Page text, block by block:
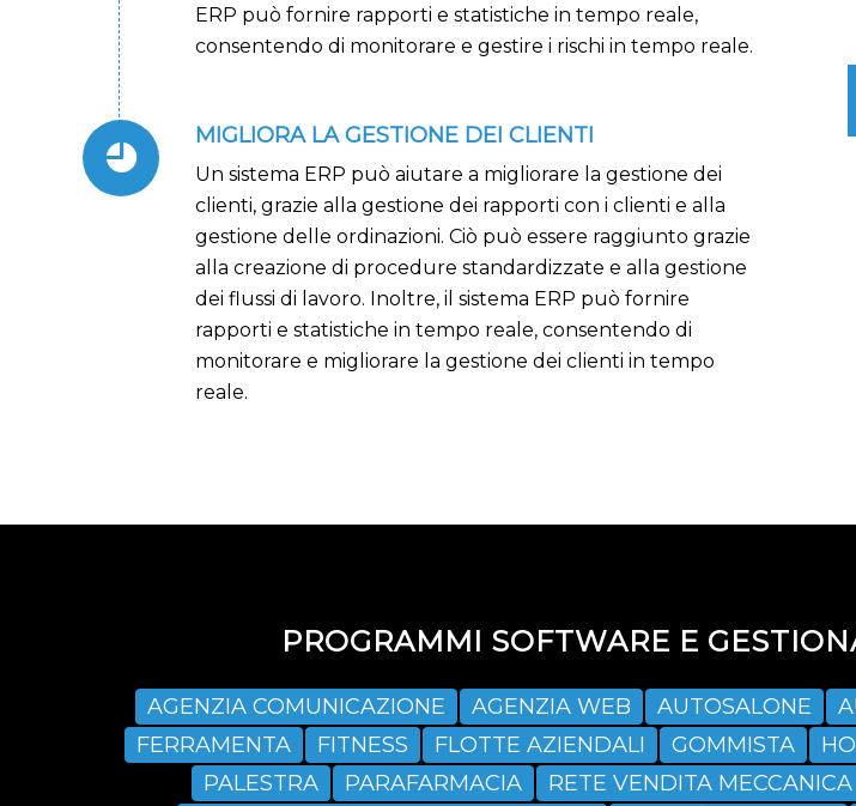
ERP può fornire rapporti e statistiche in tempo reale,
consentendo di monitorare e gestire i rischi in tempo reale.
MIGLIORA LA GESTIONE DEI CLIENTI
Un sistema ERP può aiutare a migliorare la gestione dei
clienti, grazie alla gestione dei rapporti con i clienti e alla
gestione delle ordinazioni. Ciò può essere raggiunto grazie
alla creazione di procedure standardizzate e alla gestione
dei flussi di lavoro. Inoltre, il sistema ERP può fornire
rapporti e statistiche in tempo reale, consentendo di
monitorare e migliorare la gestione dei clienti in tempo
reale.
PROGRAMMI SOFTWARE E
AGENZIA COMUNICAZIONE AGENZIA WEB AUTOSALONE
FERRAMENTA
FITNESS FLOTTE AZIENDALI GOMMISTA
PALESTRA
PARAFARMACIA RETE VENDITA MECCANICA